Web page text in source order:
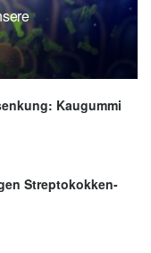
Kaugummi
Streptokokken-